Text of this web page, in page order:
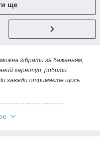
ще
зібрати за бажанням,
гарнітур, робити
Ви завжди отримаєте щось
максимально
кожного, тому в